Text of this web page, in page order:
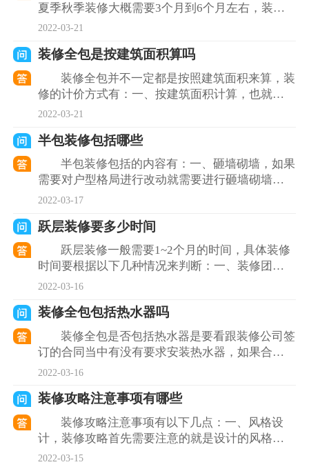
夏季秋季装修大概需要3个月到6个月左右，装修
完毕之后需要去除甲醛，总共需要8个月左右；
2022-03-21
装修全包是按建筑面积算吗
装修全包并不一定都是按照建筑面积来算，装
修的计价方式有：一、按建筑面积计算，也就是
跟装修公司签订合同，按照建筑面积每平方多少
2022-03-21
半包装修包括哪些
半包装修包括的内容有：一、砸墙砌墙，如果
需要对户型格局进行改动就需要进行砸墙砌墙；
二、水电改造，水电改造就是安装房屋内部的水
2022-03-17
跃层装修要多少时间
跃层装修一般需要1~2个月的时间，具体装修
时间要根据以下几种情况来判断：一、装修团队
工作人员比较少，装修的时间就会长些，装修工
2022-03-16
装修全包包括热水器吗
装修全包是否包括热水器是要看跟装修公司签
订的合同当中有没有要求安装热水器，如果合约
当中是要求安装热水器那么就会有热水器，如果
2022-03-16
装修攻略注意事项有哪些
装修攻略注意事项有以下几点：一、风格设
计，装修攻略首先需要注意的就是设计的风格需
要和设计师认真洽谈，明确表示自己内心所想；
2022-03-15